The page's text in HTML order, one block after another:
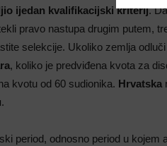
ijedan kvalifikacijski kriterij.
pravo nastupa drugim putem,
selekcije. Ukoliko zemlja
, koliko je predviđena kvota za
kvotu od 60 sudionika. Hrvatska
.
period, odnosno period u kojem